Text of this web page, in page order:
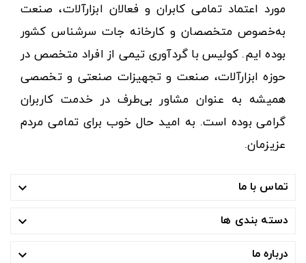
مورد اعتماد تمامی کابران و فعالان ابزارآلات، صنعت
به‌خصوص متخصصان و کارخانه جات سرشناس کشور
بوده ایم. کولیس با گردآوری تیمی از افراد متخصص در
حوزه ابزارآلات، صنعت و تجهیزات صنعتی و تخصصی
همیشه به عنوان مشاور بی‌طرف در خدمت کاربران
گرامی بوده است. به امید حال خوب برای تمامی مردم
عزیزمان.
تماس با ما 
دسته بندی ها 
درباره ما 